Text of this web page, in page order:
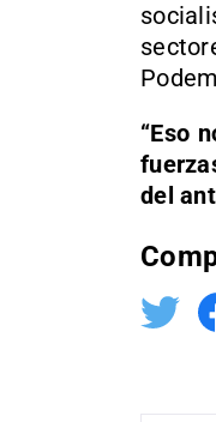
“Eso
del